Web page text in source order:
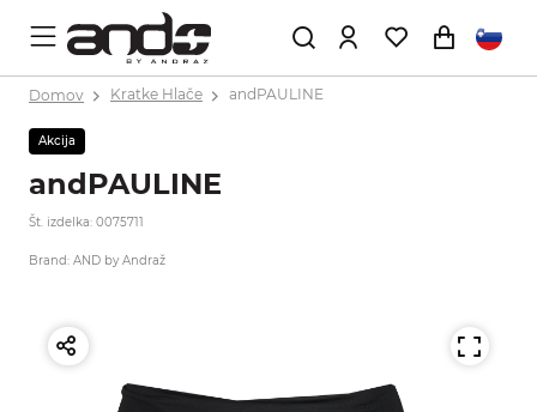
Domov Kratke Hlače andPAULINE
Akcija
andPAULINE
Št. izdelka: 0075711
Brand: AND by Andraž